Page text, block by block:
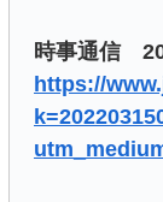
時事通信
https://